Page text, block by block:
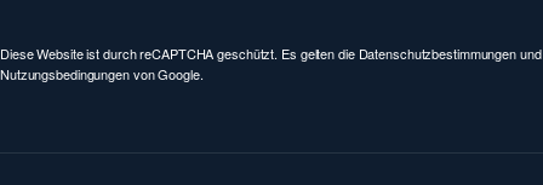
Diese Website ist durch reCAPTCHA geschützt. Es gelten die Datenschutzbestimmungenund
Nutzungsbedingungenvon Google.